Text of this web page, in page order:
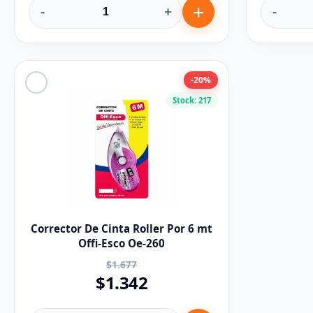
- + -
Stock: 217
-20%
Corrector De Cinta Roller Por 6 mt
Offi-Esco Oe-260
$1.677
$1.342